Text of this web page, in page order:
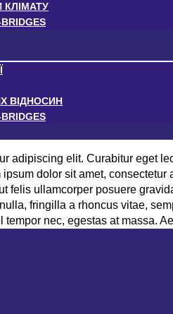
КЛІМАТУ
ВІДНОСИН
adipiscing elit. Curabitur eget
dolor sit amet,
felis ullamcorper posuere
fringilla a rhoncus vitae,
nec, egestas at massa.